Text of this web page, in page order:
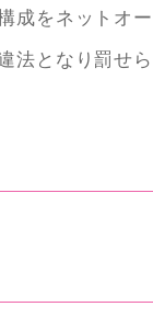
成をネットオー
法となり罰せら